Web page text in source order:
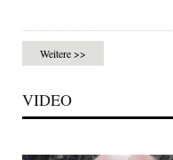
Weitere >>
VIDEO